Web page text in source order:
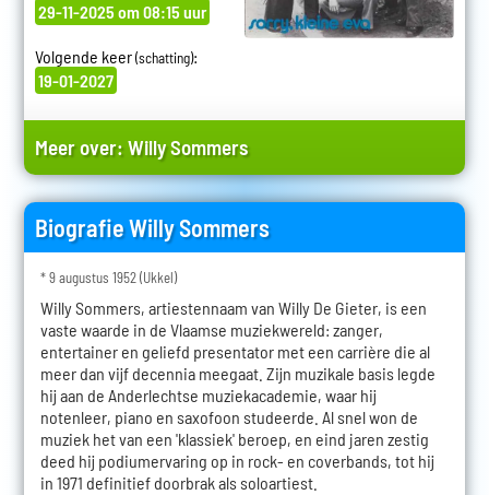
29-11-2025 om 08:15 uur
Volgende keer(schatting):
19-01-2027
Meer over:Willy Sommers
Biografie Willy Sommers
* 9 augustus 1952 (Ukkel)
Willy Sommers, artiestennaam van Willy De Gieter, is een
vaste waarde in de Vlaamse muziekwereld: zanger,
entertainer en geliefd presentator met een carrière die al
meer dan vijf decennia meegaat. Zijn muzikale basis legde
hij aan de Anderlechtse muziekacademie, waar hij
notenleer, piano en saxofoon studeerde. Al snel won de
muziek het van een 'klassiek' beroep, en eind jaren zestig
deed hij podiumervaring op in rock- en coverbands, tot hij
in 1971 definitief doorbrak als soloartiest.